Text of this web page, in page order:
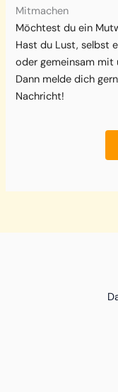
Mitmachen
Möchtest du ein
Hast du Lust, selbst
oder gemeinsam mit
Dann melde dich
Nachricht!